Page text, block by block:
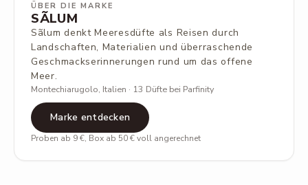
ÜBER DIE MARKE
SÃLUM
Sãlum denkt Meeresdüfte als Reisen durch
Landschaften, Materialien und überraschende
Geschmackserinnerungen rund um das offene
Meer.
Montechiarugolo, Italien · 13 Düfte bei Parfinity
Marke entdecken
Proben ab 9 €, Box ab 50 € voll angerechnet